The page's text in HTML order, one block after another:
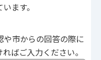
ます。
市からの回答の際に
ばご入力ください。